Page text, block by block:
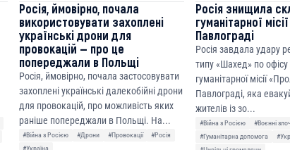
Росія, ймовірно, почала
використовувати захоплені
українські дрони для
провокацій — про це
попереджали в Польщі
Росія, ймовірно, почала застосовувати
захоплені українські далекобійні дрони
для провокацій, про можливість яких
раніше попереджали в Польщі. На...
#Війна з Росією #Дрони #Провокації
#Росія
#Україна
Росія знищила
гуманітарної
Павлограді
Росія завдала удару
типу «Шахед» по
гуманітарної місії
Павлограді, яка
жителів із зо...
#Війна з Росією #Воєнні
#Гуманітарна допомога